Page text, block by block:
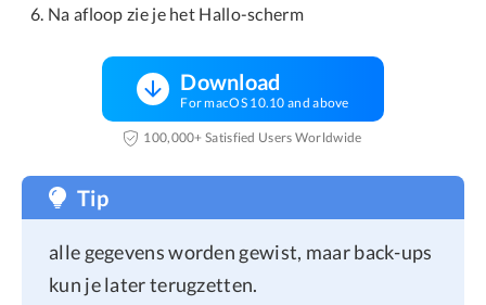
Na afloop zie je het Hallo-scherm
Download
For macOS 10.10 and above
100,000+ Satisfied Users Worldwide
Tip
alle gegevens worden gewist, maar back-ups
kun je later terugzetten.